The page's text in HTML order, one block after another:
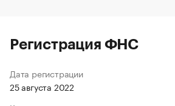
Регистрация ФНС
Дата регистрации
25 августа 2022